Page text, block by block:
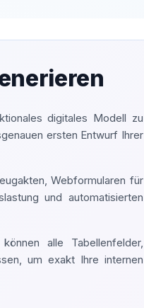
digitales Modell zu
ersten Entwurf Ihrer
Webformularen für
und automatisierten
alle Tabellenfelder,
um exakt Ihre internen